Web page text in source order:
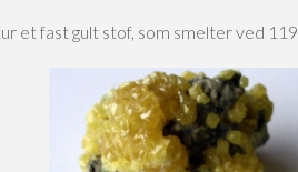
et fast gult stof, som smelter ved 119